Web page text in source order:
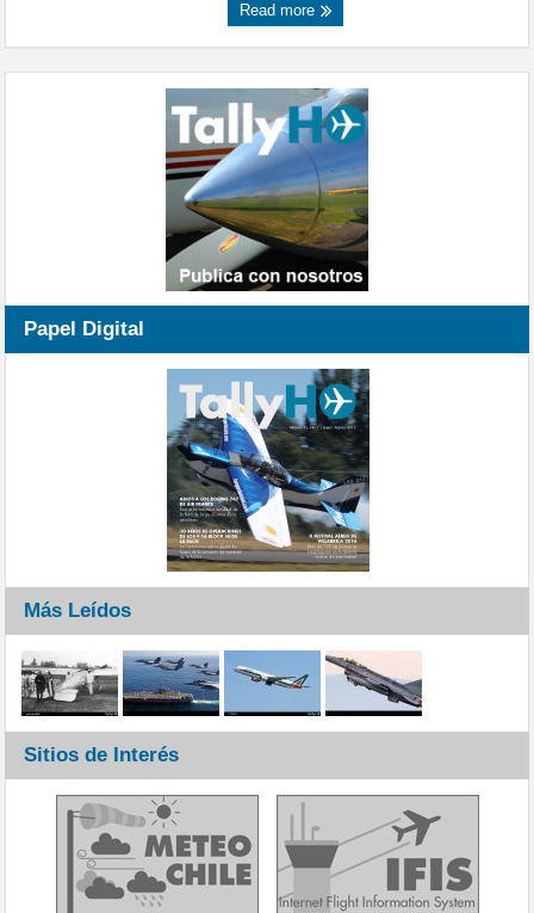
Read more
Papel Digital
Más Leídos
Sitios de Interés